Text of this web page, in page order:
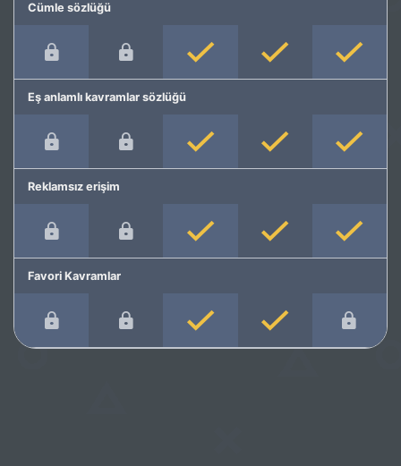
Cümle sözlüğü
Eş anlamlı kavramlar sözlüğü
Reklamsız erişim
Favori Kavramlar